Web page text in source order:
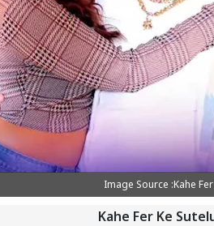
Image Source :Kahe
Kahe Fer Ke